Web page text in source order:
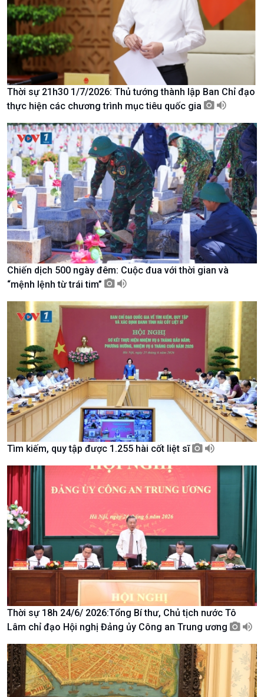
Xã hội
Tin Đời sống & Xã hội
360 độ Sức khỏe
Chuyển đổi Xanh
Tài nguyên và Môi trường
Chuyên gia của bạn
Xã hội chuyển động
Bước chân đến trường
Khoa học & Công nghệ
Tin Khoa học & Công nghệ
Kết nối công nghệ
Sống chung với biến đổi
khí hậu
Văn hoá & Du lịch
Tin Văn hoá & Du lịch
Chát với người nổi tiếng
Câu chuyện Thể thao
Multimedia
Ảnh
Video
Infographic
E-Magazine
Thời sự 21h30 1/7/2026: Thủ tướng thành lập Ban Chỉ đạo
thực hiện các chương trình mục tiêu quốc gia
Chiến dịch 500 ngày đêm: Cuộc đua với thời gian và
“mệnh lệnh từ trái tim”
Tìm kiếm, quy tập được 1.255 hài cốt liệt sĩ
Thời sự 18h 24/6/ 2026:Tổng Bí thư, Chủ tịch nước Tô
Lâm chỉ đạo Hội nghị Đảng ủy Công an Trung ương